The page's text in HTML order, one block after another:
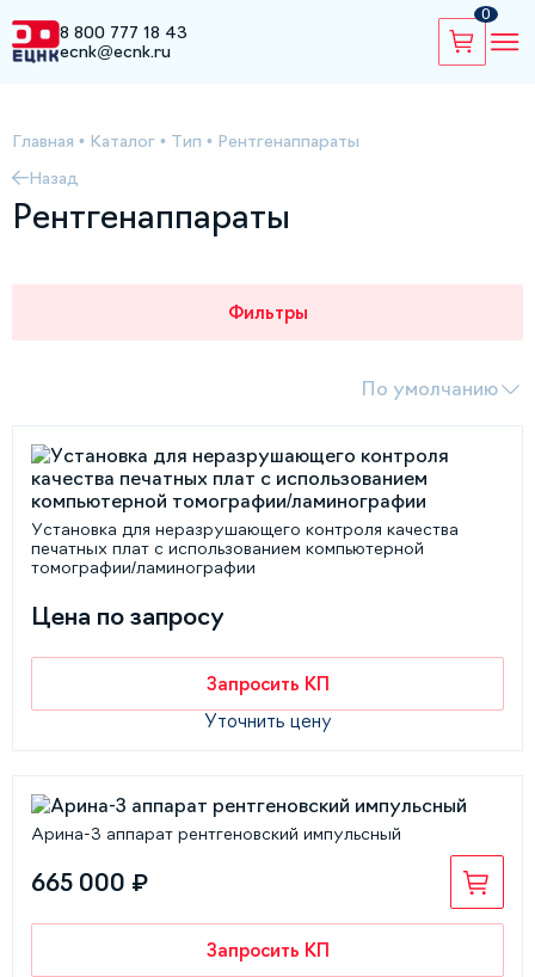
8 800 777 18 43
ecnk@ecnk.ru
0
Главная • Каталог • Тип • Рентгенаппараты
Назад
Рентгенаппараты
Фильтры
По умолчанию
Установка для неразрушающего контроля качества
печатных плат с использованием компьютерной
томографии/ламинографии
Цена по запросу
Запросить КП
Уточнить цену
Арина-3 аппарат рентгеновский импульсный
665 000 ₽
Запросить КП